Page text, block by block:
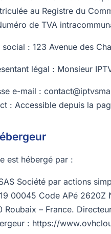
au Registre du
de TVA
social : 123 Avenue des
légal : Monsieur
e-mail :
: Accessible depuis la
est hébergé par :
Société par actions
00045 Code APé 2620Z
Roubaix – France.
: https://